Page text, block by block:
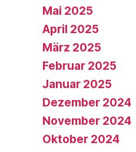
Mai 2025
April 2025
März 2025
Februar 2025
Januar 2025
Dezember 2024
November 2024
Oktober 2024